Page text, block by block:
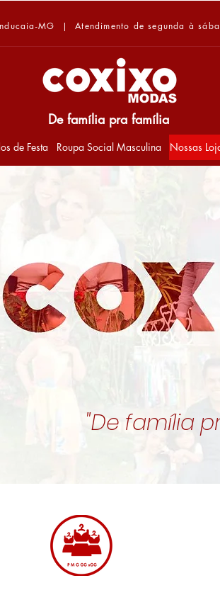
MG | Atendimento de segunda à
De família pra família
de Festa Roupa Social Masculina Nossas
"De família